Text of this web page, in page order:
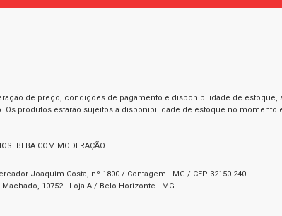
de preço, condições de pagamento e disponibilidade de
produtos estarão sujeitos a disponibilidade de estoque no
BEBA COM MODERAÇÃO.
Joaquim Costa, nº 1800 / Contagem - MG / CEP 32150-240
10752 - Loja A / Belo Horizonte - MG